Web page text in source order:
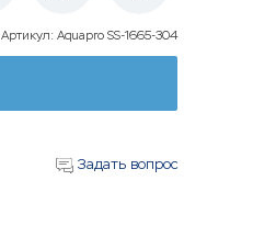
Артикул: Aquapro SS-1665-304
Задать вопрос